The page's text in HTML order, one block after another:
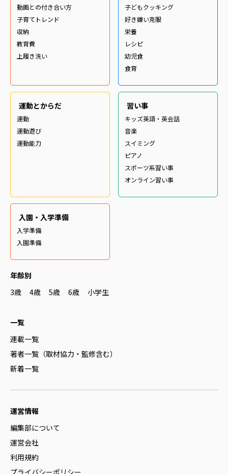
動画との付き合い方
子育てトレンド
収納
教育費
上履き洗い
子どもクッキング
好き嫌い克服
栄養
レシピ
幼児食
食育
運動とからだ
運動
運動遊び
運動能力
習い事
キッズ英語・英会話
音楽
スイミング
ピアノ
スポーツ系習い事
オンライン習い事
入園・入学準備
入学準備
入園準備
年齢別
3歳
4歳 5歳 6歳 小学生
一覧
連載一覧
著者一覧（取材協力・監修含む）
新着一覧
運営情報
編集部について
運営会社
利用規約